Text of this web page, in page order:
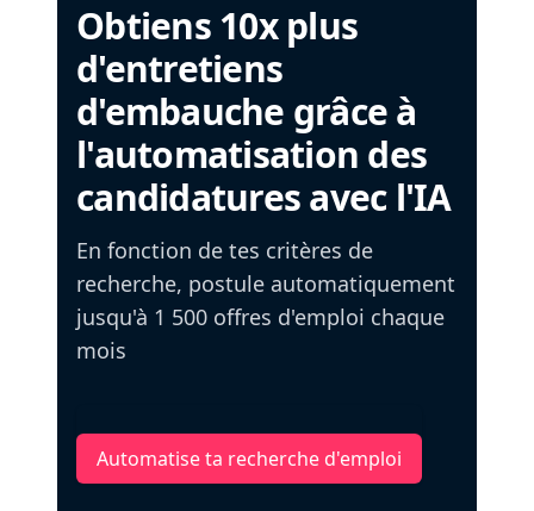
Obtiens 10x plus
d'entretiens
d'embauche grâce à
l'automatisation des
candidatures avec l'IA
En fonction de tes critères de
recherche, postule automatiquement
jusqu'à 1 500 offres d'emploi chaque
mois
Automatise ta recherche d'emploi